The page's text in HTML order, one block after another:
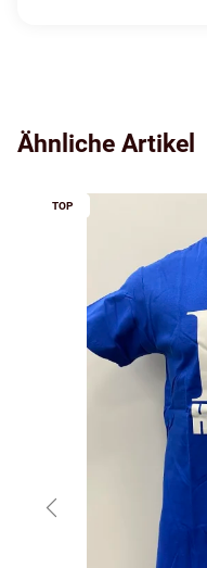
Ähnliche Artikel
TOP